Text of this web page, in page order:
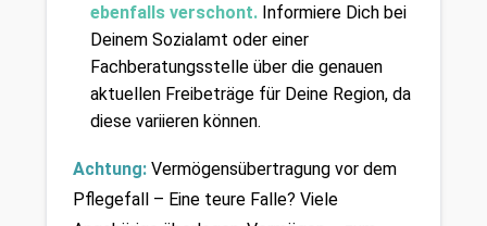
ebenfalls verschont. Informiere Dich bei
Deinem Sozialamt oder einer
Fachberatungsstelle über die genauen
aktuellen Freibeträge für Deine Region, da
diese variieren können.
Achtung: Vermögensübertragung vor dem
Pflegefall – Eine teure Falle? Viele